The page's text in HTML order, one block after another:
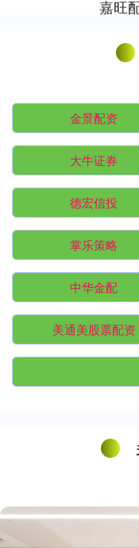
嘉旺
金景配资
大牛证券
德宏信投
掌乐策略
中华金配
美通美股票配资